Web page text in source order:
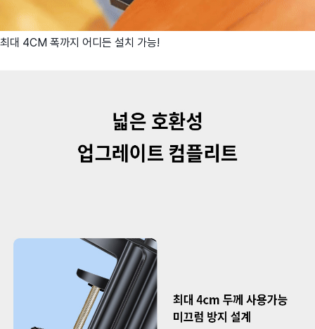
최대 4CM 폭까지 어디든 설치 가능!